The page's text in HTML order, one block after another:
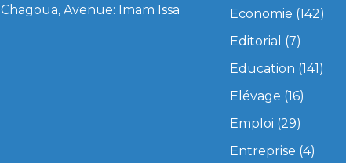
Chagoua, Avenue: Imam Issa
Economie (142)
Editorial (7)
Education (141)
Elévage (16)
Emploi (29)
Entreprise (4)